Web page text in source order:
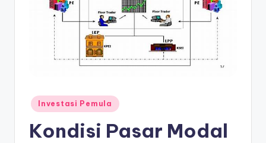
Posted
in
Investasi Pemula
Kondisi Pasar Modal